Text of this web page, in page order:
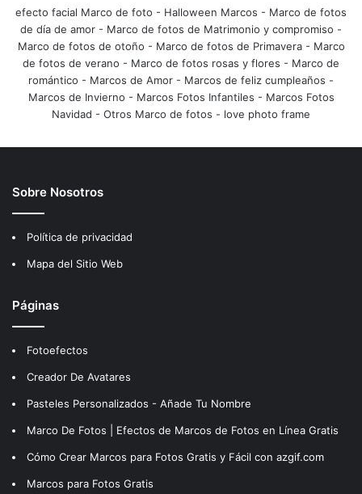
efecto facial Marco de foto - Halloween Marcos - Marco de fotos
de día de amor - Marco de fotos de Matrimonio y compromiso -
Marco de fotos de otoño - Marco de fotos de Primavera- Marco
de fotos de verano - Marco de fotos rosas y flores - Marco de
romántico - Marcos de Amor - Marcos de feliz cumpleaños -
Marcos de Invierno - Marcos Fotos Infantiles - Marcos Fotos
Navidad - Otros Marco de fotos - love photo frame
Sobre Nosotros
Política de privacidad
Mapa del Sitio Web
Páginas
Fotoefectos
Creador De Avatares
Pasteles Personalizados - Añade Tu Nombre
Marco De Fotos | Efectos de Marcos de Fotos en Línea Gratis
Cómo Crear Marcos para Fotos Gratis y Fácil con azgif.com
Marcos para Fotos Gratis